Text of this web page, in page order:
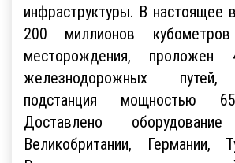
инфраструктуры. В настоящее
200 миллионов кубометров
месторождения, проложен
железнодорожных путей,
подстанция мощностью
Доставлено
Великобритании, Германии,